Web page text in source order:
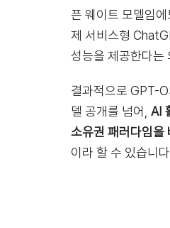
픈 웨이트 모델임
제 서비스형
성능을 제공한다는
결과적으로 GPT-
델 공개를 넘어, AI
소유권 패러다임을
이라 할 수 있습니